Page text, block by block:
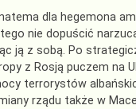
dla hegemona
nie dopuścić
ją z sobą. Po
z Rosją puczem na
terrorystów
rządu także w